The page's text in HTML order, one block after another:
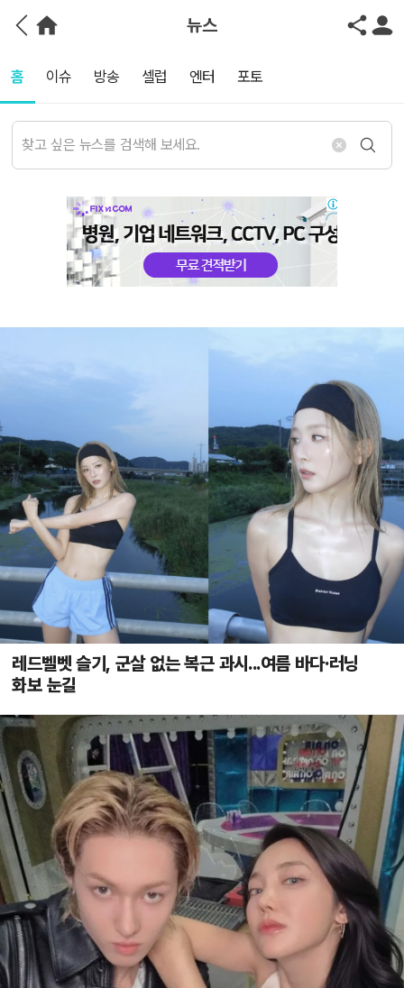
뉴스
홈 이슈 방송 셀럽 엔터 포토
레드벨벳 슬기, 군살 없는 복근 과시...여름 바다·러닝
화보 눈길